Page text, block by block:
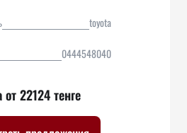
toyota
0444548040
22124 тенге